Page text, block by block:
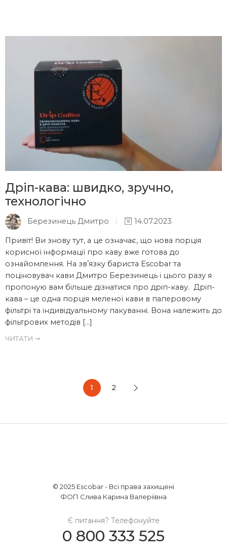
Дріп-кава: швидко, зручно,
технологічно
Березинець Дмитро 14.07.2023
Привіт! Ви знову тут, а це означає, що нова порція
корисної інформації про каву вже готова до
ознайомлення. На звʼязку бариста Escobar та
поціновувач кави Дмитро Березинець і цього разу я
пропоную вам більше дізнатися про дріп-каву. Дріп-
кава – це одна порція меленої кави в паперовому
фільтрі та індивідуальному пакуванні. Вона належить до
фільтрових методів […]
ЧИТАТИ ➞
1 2
© 2025 Escobar - Всі права захищені
ФОП Слива Карина Валеріївна
Є питання? Телефонуйте
0 800 333 525